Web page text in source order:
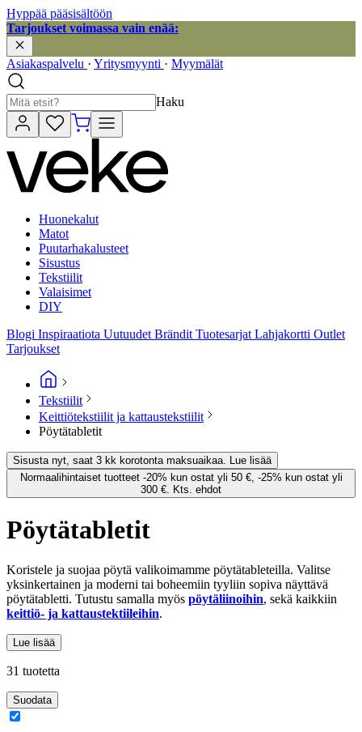
Hyppää pääsisältöön
Tarjoukset voimassa vain enää:
Asiakaspalvelu · Yritysmyynti · Myymälät
Haku
Huonekalut
Matot
Puutarhakalusteet
Sisustus
Tekstiilit
Valaisimet
DIY
Blogi Inspiraatiota Uutuudet Brändit Tuotesarjat Lahjakortti Outlet
Tarjoukset
Tekstiilit
Keittiötekstiilit ja kattaustekstiilit
Pöytätabletit
Sisusta nyt, saat 3 kk korotonta maksuaikaa. Lue lisää
Normaalihintaiset tuotteet -20% kun ostat yli 50 €, -25% kun ostat yli
300 €. Kts. ehdot
Pöytätabletit
Koristele ja suojaa pöytä valikoimamme pöytätableteilla. Valitse
yksinkertainen ja moderni tai boheemiin tyyliin sopiva näyttävä
pöytätabletti. Tutustu samalla myös pöytäliinoihin, sekä kaikkiin
keittiö- ja kattaustektiileihin.
Lue lisää
31 tuotetta
Suodata